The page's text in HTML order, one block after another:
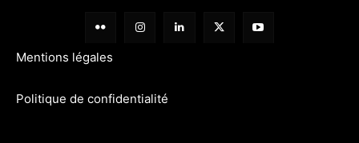
Mentions légales
Politique de confidentialité